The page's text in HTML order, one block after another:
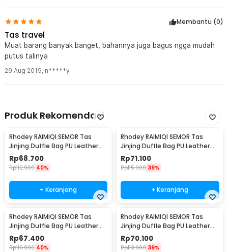
Membantu (0)
Tas travel
Muat barang banyak banget, bahannya juga bagus ngga mudah
putus talinya
29 Aug 2019, n*****y
Produk Rekomendasi
Rhodey RAIMIQI SEMOR Tas
Jinjing Duffle Bag PU Leather
Unisex 20 Inch Coffee Grid -
C01
Rp68.700
Rp112.900 40%
+ Keranjang
Rhodey RAIMIQI SEMOR Tas
Jinjing Duffle Bag PU Leather
Unisex 20 Inch Large Bear - C01
Rp71.100
Rp115.900 39%
+ Keranjang
Rhodey RAIMIQI SEMOR Tas
Jinjing Duffle Bag PU Leather
Unisex 20 Inch Black Gray Grid -
C01
Rp67.400
Rp110.900 40%
Rhodey RAIMIQI SEMOR Tas
Jinjing Duffle Bag PU Leather
Unisex 20 Inch Iron Beauty -
C01
Rp70.100
Rp113.900 39%